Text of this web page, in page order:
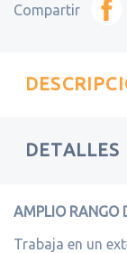
Compartir
AMPLIO RANGO
Trabaja en un